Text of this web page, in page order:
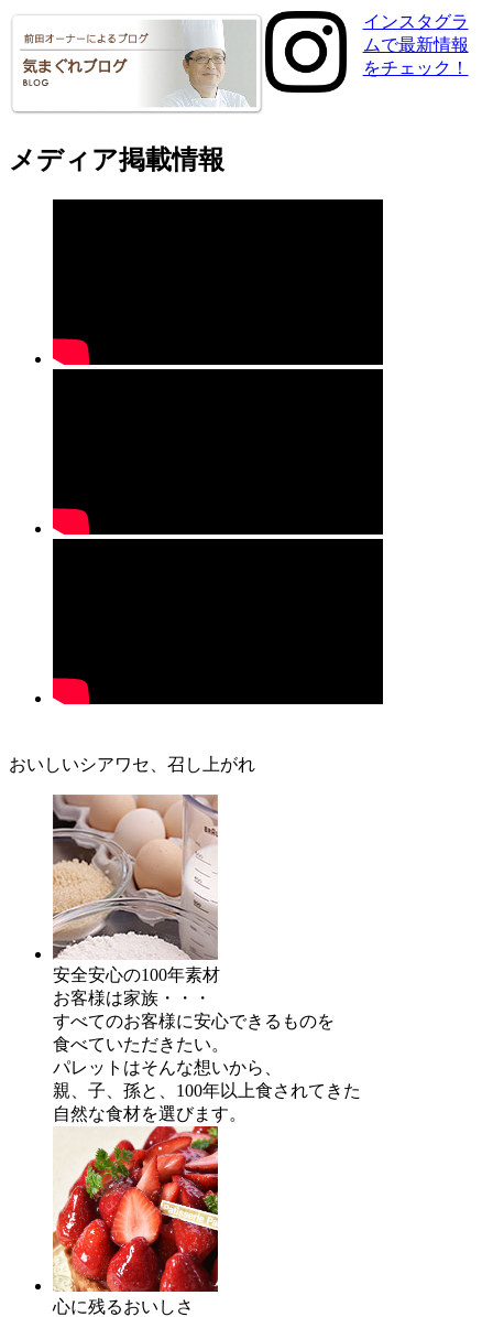
インスタグラ
ムで最新情報
をチェック！
メディア掲載情報
おいしいシアワセ、召し上がれ
安全安心の100年素材
お客様は家族・・・
すべてのお客様に安心できるものを
食べていただきたい。
パレットはそんな想いから、
親、子、孫と、100年以上食されてきた
自然な食材を選びます。
心に残るおいしさ